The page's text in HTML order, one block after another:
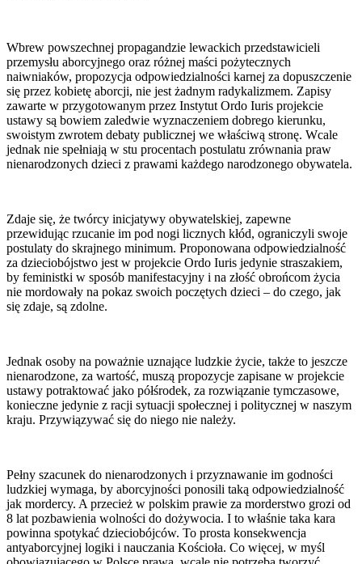
Wbrew powszechnej propagandzie lewackich przedstawicieli
przemysłu aborcyjnego oraz różnej maści pożytecznych
naiwniaków, propozycja odpowiedzialności karnej za dopuszczenie
się przez kobietę aborcji, nie jest żadnym radykalizmem. Zapisy
zawarte w przygotowanym przez Instytut Ordo Iuris projekcie
ustawy są bowiem zaledwie wyznaczeniem dobrego kierunku,
swoistym zwrotem debaty publicznej we właściwą stronę. Wcale
jednak nie spełniają w stu procentach postulatu zrównania praw
nienarodzonych dzieci z prawami każdego narodzonego obywatela.
Zdaje się, że twórcy inicjatywy obywatelskiej, zapewne
przewidując rzucanie im pod nogi licznych kłód, ograniczyli swoje
postulaty do skrajnego minimum. Proponowana odpowiedzialność
za dzieciobójstwo jest w projekcie Ordo Iuris jedynie straszakiem,
by feministki w sposób manifestacyjny i na złość obrońcom życia
nie mordowały na pokaz swoich poczętych dzieci – do czego, jak
się zdaje, są zdolne.
Jednak osoby na poważnie uznające ludzkie życie, także to jeszcze
nienarodzone, za wartość, muszą propozycje zapisane w projekcie
ustawy potraktować jako półśrodek, za rozwiązanie tymczasowe,
konieczne jedynie z racji sytuacji społecznej i politycznej w naszym
kraju. Przywiązywać się do niego nie należy.
Pełny szacunek do nienarodzonych i przyznawanie im godności
ludzkiej wymaga, by aborcyjności ponosili taką odpowiedzialność
jak mordercy. A przecież w polskim prawie za morderstwo grozi od
8 lat pozbawienia wolności do dożywocia. I to właśnie taka kara
powinna spotykać dzieciobójców. To prosta konsekwencja
antyaborcyjnej logiki i nauczania Kościoła. Co więcej, w myśl